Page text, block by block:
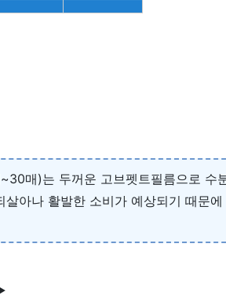
매)는 두꺼운 고브펫트필름으로 수
살아나 활발한 소비가 예상되기 때문